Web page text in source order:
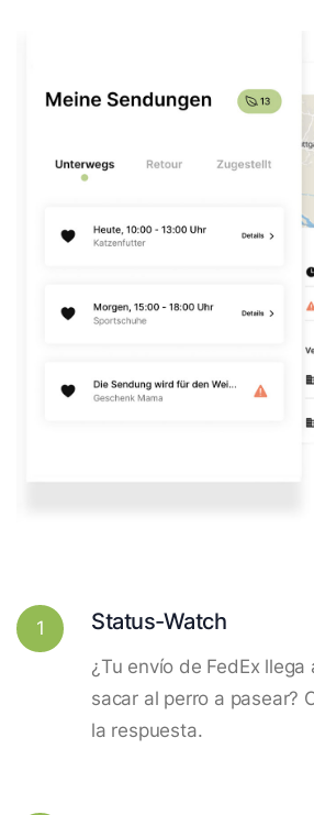
1 Status-Watch
¿Tu envío de FedEx
sacar al perro a pasear?
la respuesta.